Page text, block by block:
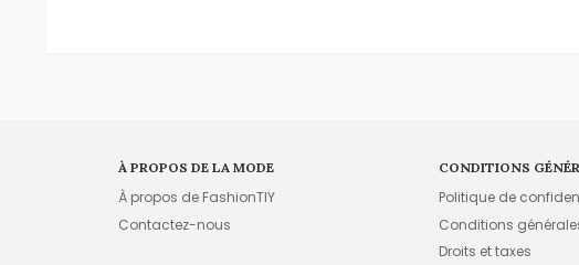
À PROPOS DE LA MODE
À propos de FashionTIY
Contactez-nous
CONDITIONS
Politique de
Conditions
Droits et taxes